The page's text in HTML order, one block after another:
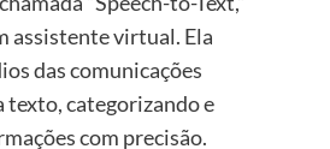
assistente virtual. Ela
das comunicações
texto, categorizando e
com precisão.